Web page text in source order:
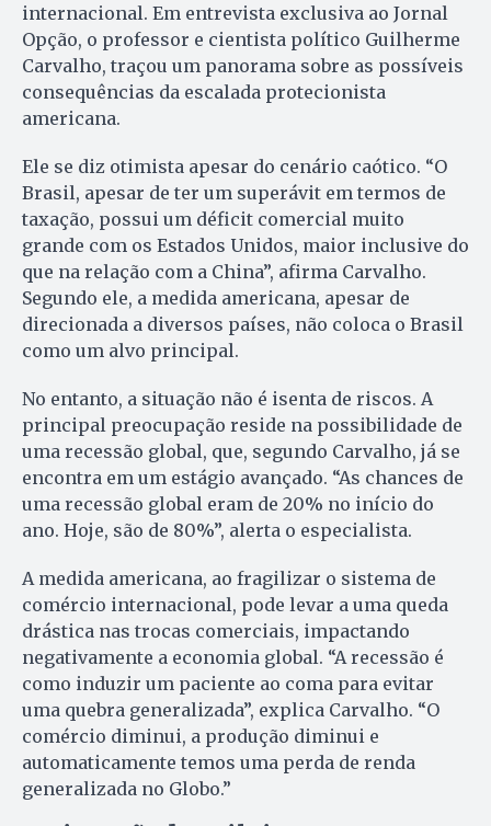
internacional. Em entrevista exclusiva ao Jornal
Opção, o professor e cientista político Guilherme
Carvalho, traçou um panorama sobre as possíveis
consequências da escalada protecionista
americana.
Ele se diz otimista apesar do cenário caótico. “O
Brasil, apesar de ter um superávit em termos de
taxação, possui um déficit comercial muito
grande com os Estados Unidos, maior inclusive do
que na relação com a China”, afirma Carvalho.
Segundo ele, a medida americana, apesar de
direcionada a diversos países, não coloca o Brasil
como um alvo principal.
No entanto, a situação não é isenta de riscos. A
principal preocupação reside na possibilidade de
uma recessão global, que, segundo Carvalho, já se
encontra em um estágio avançado. “As chances de
uma recessão global eram de 20% no início do
ano. Hoje, são de 80%”, alerta o especialista.
A medida americana, ao fragilizar o sistema de
comércio internacional, pode levar a uma queda
drástica nas trocas comerciais, impactando
negativamente a economia global. “A recessão é
como induzir um paciente ao coma para evitar
uma quebra generalizada”, explica Carvalho. “O
comércio diminui, a produção diminui e
automaticamente temos uma perda de renda
generalizada no Globo.”